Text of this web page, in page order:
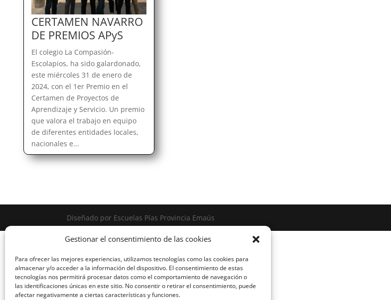
Gestionar el consentimiento de las cookies
Para ofrecer las mejores experiencias, utilizamos tecnologías como las cookies para
almacenar y/o acceder a la información del dispositivo. El consentimiento de estas
tecnologías nos permitirá procesar datos como el comportamiento de navegación o
las identificaciones únicas en este sitio. No consentir o retirar el consentimiento, puede
afectar negativamente a ciertas características y funciones.
CERTAMEN NAVARRO
DE PREMIOS APyS
El colegio La Compasión-
Escolapios, ha sido galardonado,
este miércoles 31 de enero de
2024, con el 1er Premio en el
Certamen de Proyectos de
Aprendizaje y Servicio. Un premio
que valora el trabajo en equipo
de diferentes entidades locales,
nacionales e...
Diseñado por Escuelas Pías Provincia Emaús